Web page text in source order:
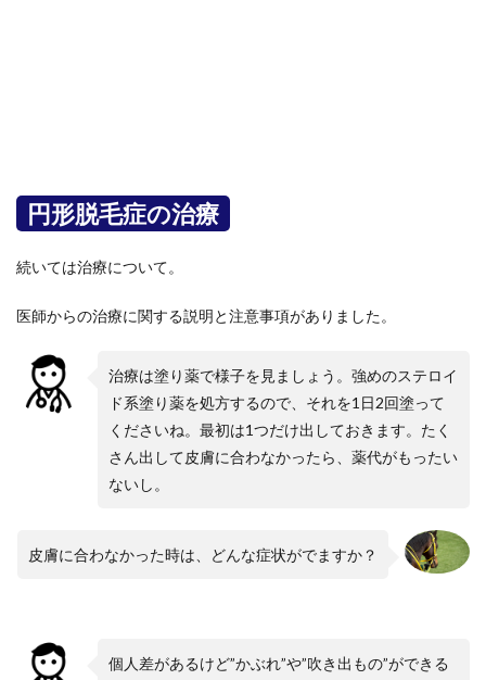
円形脱毛症の治療
続いては治療について。
医師からの治療に関する説明と注意事項がありました。
治療は塗り薬で様子を見ましょう。強めのステロイ
ド系塗り薬を処方するので、それを1日2回塗って
くださいね。最初は1つだけ出しておきます。たく
さん出して皮膚に合わなかったら、薬代がもったい
ないし。
皮膚に合わなかった時は、どんな症状がでますか ？
個人差があるけど”かぶれ”や”吹き出もの”ができる